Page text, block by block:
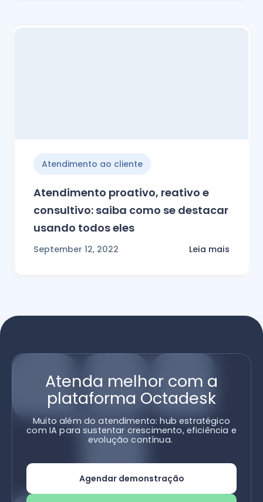
Atendimento ao cliente
Atendimento proativo, reativo e
consultivo: saiba como se destacar
usando todos eles
September 12, 2022 Leia mais
Atenda melhor com a
plataforma Octadesk
Muito além do atendimento: hub estratégico
com IA para sustentar crescimento, eficiência e
evolução contínua.
Agendar demonstração